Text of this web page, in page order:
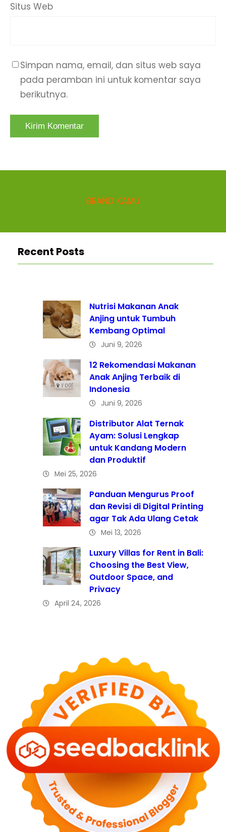
Situs Web
Simpan nama, email, dan situs web saya
pada peramban ini untuk komentar saya
berikutnya.
BRAND KAMU
Recent Posts
Nutrisi Makanan Anak
Anjing untuk Tumbuh
Kembang Optimal
Juni 9, 2026
12 Rekomendasi Makanan
Anak Anjing Terbaik di
Indonesia
Juni 9, 2026
Distributor Alat Ternak
Ayam: Solusi Lengkap
untuk Kandang Modern
dan Produktif
Mei 25, 2026
Panduan Mengurus Proof
dan Revisi di Digital Printing
agar Tak Ada Ulang Cetak
Mei 13, 2026
Luxury Villas for Rent in Bali:
Choosing the Best View,
Outdoor Space, and
Privacy
April 24, 2026